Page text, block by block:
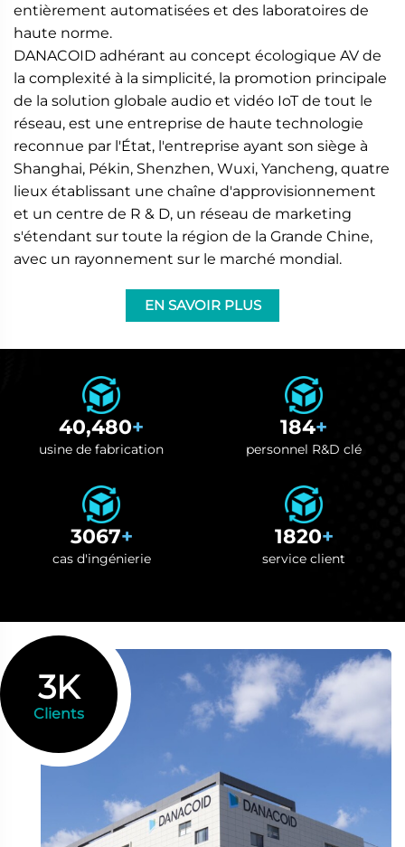
entièrement automatisées et des laboratoires de
haute norme.
DANACOID adhérant au concept écologique AV de
la complexité à la simplicité, la promotion principale
de la solution globale audio et vidéo IoT de tout le
réseau, est une entreprise de haute technologie
reconnue par l'État, l'entreprise ayant son siège à
Shanghai, Pékin, Shenzhen, Wuxi, Yancheng, quatre
lieux établissant une chaîne d'approvisionnement
et un centre de R & D, un réseau de marketing
s'étendant sur toute la région de la Grande Chine,
avec un rayonnement sur le marché mondial.
EN SAVOIR PLUS
66,000+
usine de fabrication
300+
personnel R&D clé
5000+
cas d'ingénierie
3000+
service client
3K
Clients